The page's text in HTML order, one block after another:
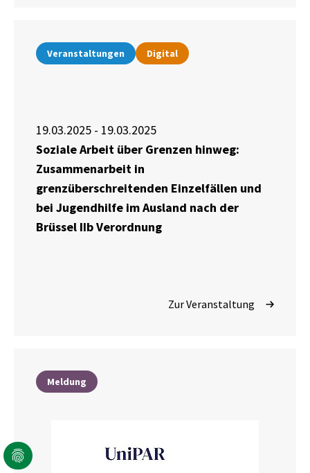
Veranstaltungen Digital
19.03.2025 - 19.03.2025
Soziale Arbeit über Grenzen hinweg:
Zusammenarbeit in
grenzüberschreitenden Einzelfällen und
bei Jugendhilfe im Ausland nach der
Brüssel IIb Verordnung
Zur Veranstaltung
Meldung